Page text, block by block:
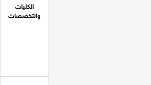
الكليات
والتخصصات